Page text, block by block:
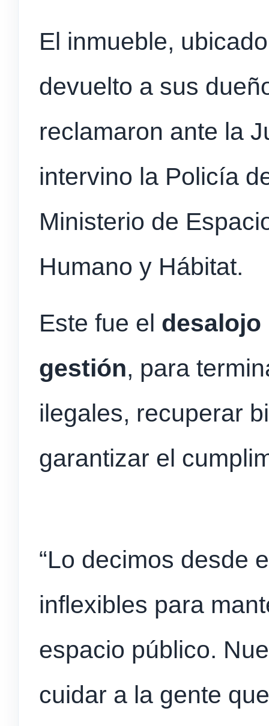
El inmueble,
devuelto a sus
reclamaron ante la
intervino la Policía
Ministerio de
Humano y Hábitat.
Este fue el desalojo
gestión, para
ilegales, recuperar
garantizar el
“Lo decimos desde
inflexibles para
espacio público.
cuidar a la gente